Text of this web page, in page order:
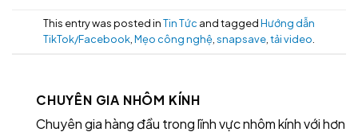
This entry was posted inTin Tức and taggedHướng dẫn
TikTok/Facebook Mẹo công nghệ snapsave tải video
CHUYÊN GIA NHÔM KÍNH
Chuyên gia hàng đầu trong lĩnh vực nhôm kính với hơn